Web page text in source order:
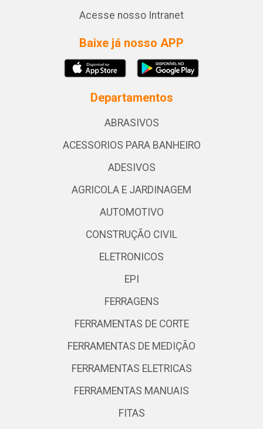
Acesse nosso Intranet
Baixe já nosso APP
Departamentos
ABRASIVOS
ACESSORIOS PARA BANHEIRO
ADESIVOS
AGRICOLA E JARDINAGEM
AUTOMOTIVO
CONSTRUÇÃO CIVIL
ELETRONICOS
EPI
FERRAGENS
FERRAMENTAS DE CORTE
FERRAMENTAS DE MEDIÇÃO
FERRAMENTAS ELETRICAS
FERRAMENTAS MANUAIS
FITAS